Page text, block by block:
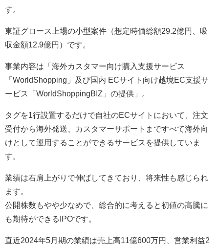
す。
東証グロース上場の小型案件（想定時価総額29.2億円、吸
収金額12.9億円）です。
事業内容は「海外カスタマー向け購入支援サービス
「WorldShopping」及び国内 ECサイト向け越境EC支援サ
ービス「WorldShoppingBIZ」の提供」。
タグを1行設置するだけで自社のECサイトにおいて、注文
受付から海外発送、カスタマーサポートまですべて海外向
けとして運用することができるサービスを提供していま
す。
業績は右肩上がりで伸ばしてきており、将来性も感じられ
ます。
公開株数もやや少なめで、総合的に考えると初値の高騰に
も期待ができるIPOです。
直近2024年5月期の業績は売上高11億600万円、営業利益2